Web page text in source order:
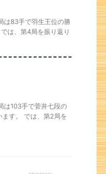
は83手で羽生王位の勝
は、第4局を振り返り
は103手で菅井七段の
す。 では、第2局を